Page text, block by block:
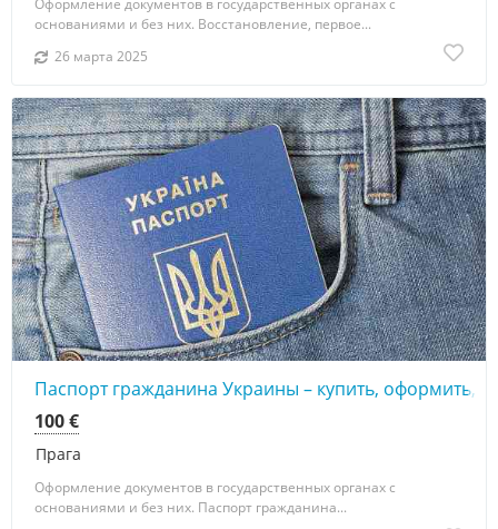
Оформление документов в государственных органах с
основаниями и без них. Восстановление, первое...
26 марта 2025
Паспорт гражданина Украины – купить, оформить,
Прага
100 €
Оформление документов в государственных органах с
основаниями и без них. Паспорт гражданина...